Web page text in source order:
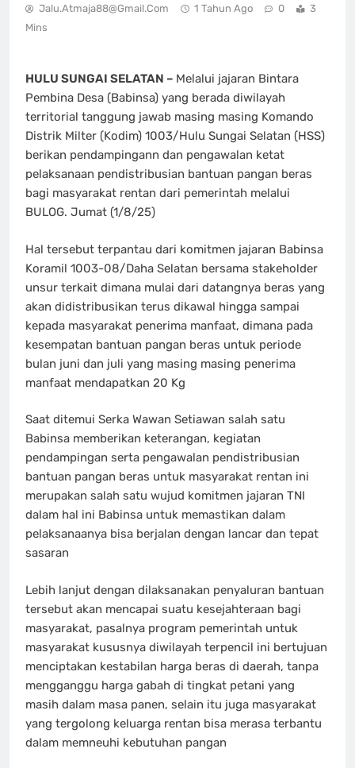
Jalu.atmaja88@gmail.com 1 Tahun Ago 0
3
Mins
HULU SUNGAI SELATAN – Melalui jajaran Bintara
Pembina Desa (Babinsa) yang berada diwilayah
territorial tanggung jawab masing masing Komando
Distrik Milter (Kodim) 1003/Hulu Sungai Selatan (HSS)
berikan pendampingann dan pengawalan ketat
pelaksanaan pendistribusian bantuan pangan beras
bagi masyarakat rentan dari pemerintah melalui
BULOG. Jumat (1/8/25)
Hal tersebut terpantau dari komitmen jajaran Babinsa
Koramil 1003-08/Daha Selatan bersama stakeholder
unsur terkait dimana mulai dari datangnya beras yang
akan didistribusikan terus dikawal hingga sampai
kepada masyarakat penerima manfaat, dimana pada
kesempatan bantuan pangan beras untuk periode
bulan juni dan juli yang masing masing penerima
manfaat mendapatkan 20 Kg
Saat ditemui Serka Wawan Setiawan salah satu
Babinsa memberikan keterangan, kegiatan
pendampingan serta pengawalan pendistribusian
bantuan pangan beras untuk masyarakat rentan ini
merupakan salah satu wujud komitmen jajaran TNI
dalam hal ini Babinsa untuk memastikan dalam
pelaksanaanya bisa berjalan dengan lancar dan tepat
sasaran
Lebih lanjut dengan dilaksanakan penyaluran bantuan
tersebut akan mencapai suatu kesejahteraan bagi
masyarakat, pasalnya program pemerintah untuk
masyarakat kususnya diwilayah terpencil ini bertujuan
menciptakan kestabilan harga beras di daerah, tanpa
mengganggu harga gabah di tingkat petani yang
masih dalam masa panen, selain itu juga masyarakat
yang tergolong keluarga rentan bisa merasa terbantu
dalam memneuhi kebutuhan pangan